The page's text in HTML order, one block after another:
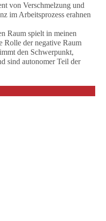
von Verschmelzung und
im Arbeitsprozess erahnen
Raum spielt in meinen
Rolle der negative Raum
den Schwerpunkt,
sind autonomer Teil der